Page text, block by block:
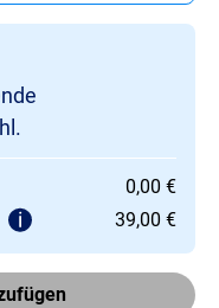
0,00 €
39,00 €